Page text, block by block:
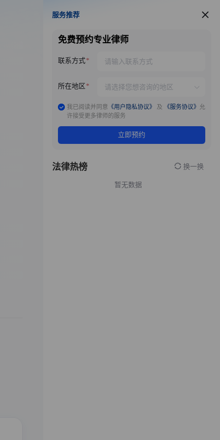
服务推荐
服务推荐
免费预约专业律师
联系方式
所在地区
我已阅读并同意 《用户隐私协议》 及 《服务协议》 允
许接受更多律师的服务
立即预约
法律热榜 换一换
暂无数据